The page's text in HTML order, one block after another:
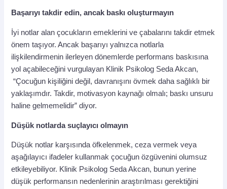
Başarıyı takdir edin, ancak baskı oluşturmayın
İyi notlar alan çocukların emeklerini ve çabalarını takdir etmek
önem taşıyor. Ancak başarıyı yalnızca notlarla
ilişkilendirmenin ilerleyen dönemlerde performans baskısına
yol açabileceğini vurgulayan Klinik Psikolog Seda Akcan,
“Çocuğun kişiliğini değil, davranışını övmek daha sağlıklı bir
yaklaşımdır. Takdir, motivasyon kaynağı olmalı; baskı unsuru
haline gelmemelidir” diyor.
Düşük notlarda suçlayıcı olmayın
Düşük notlar karşısında öfkelenmek, ceza vermek veya
aşağılayıcı ifadeler kullanmak çocuğun özgüvenini olumsuz
etkileyebiliyor. Klinik Psikolog Seda Akcan, bunun yerine
düşük performansın nedenlerinin araştırılması gerektiğini